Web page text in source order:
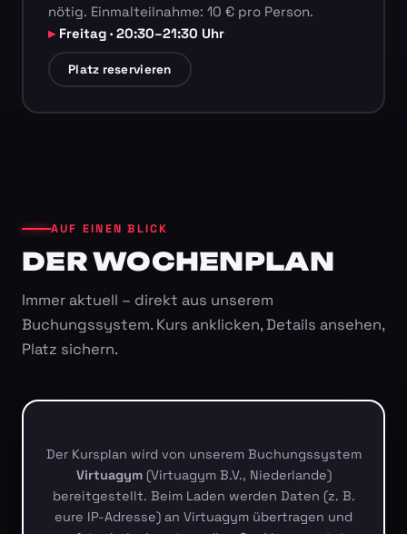
nötig. Einmalteilnahme: 10 € pro Person.
Freitag · 20:30–21:30 Uhr
Platz reservieren
AUF EINEN BLICK
DER WOCHENPLAN
Immer aktuell – direkt aus unserem
Buchungssystem. Kurs anklicken, Details ansehen,
Platz sichern.
Der Kursplan wird von unserem Buchungssystem
Virtuagym(Virtuagym B.V., Niederlande)
bereitgestellt. Beim Laden werden Daten (z. B.
eure IP-Adresse) an Virtuagym übertragen und